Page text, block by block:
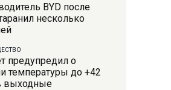
BYD после
несколько
предупредил о
температуры до +42
выходные